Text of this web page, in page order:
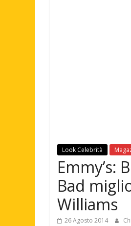
Look Celebrità
Emmy’s:
Bad
Williams
26 Agosto 2014